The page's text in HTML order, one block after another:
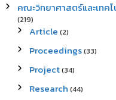
คณะวิทยาศาสตร์และเทค
(219)
Article (2)
Proceedings(33)
Project(34)
Research (44)